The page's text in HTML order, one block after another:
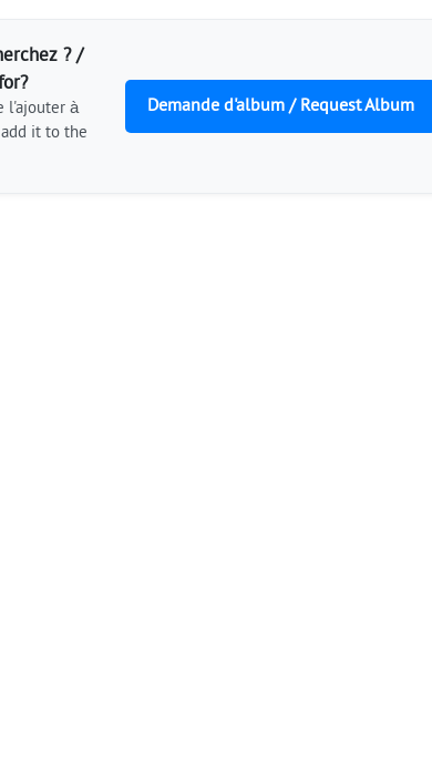
? /
l'ajouter à
it to the
Demande d'album / Request Album